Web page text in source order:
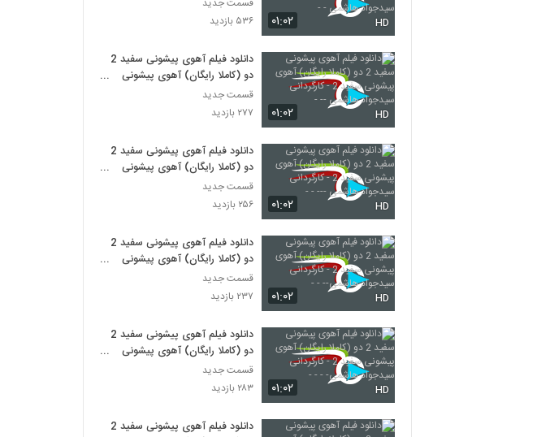
۰۱:۰۲ HD
- -
۵۳۶ بازدید
۰۱:۰۲ HD
دانلود فیلم آهوی پیشونی سفید 2
دو (کاملا رایگان) آهوی پیشونی
سفید 2 - کارگردانی سیدجواد هاشمی
-- -
قسمت جدید
۲۷۷ بازدید
۰۱:۰۲ HD
دانلود فیلم آهوی پیشونی سفید 2
دو (کاملا رایگان) آهوی پیشونی
سفید 2 - کارگردانی سیدجواد هاشمی
--- - -
قسمت جدید
۲۵۶ بازدید
۰۱:۰۲ HD
دانلود فیلم آهوی پیشونی سفید 2
دو (کاملا رایگان) آهوی پیشونی
سفید 2 - کارگردانی سیدجواد
هاشمی-- - -
قسمت جدید
۲۳۷ بازدید
۰۱:۰۲ HD
دانلود فیلم آهوی پیشونی سفید 2
دو (کاملا رایگان) آهوی پیشونی
سفید 2 - کارگردانی سیدجواد
هاشمی- - - -
قسمت جدید
۲۸۳ بازدید
دانلود فیلم آهوی پیشونی سفید 2